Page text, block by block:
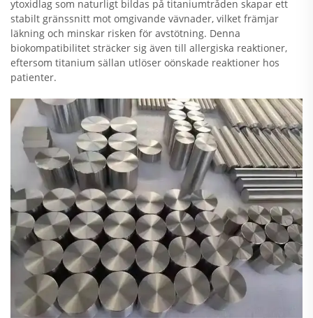
ytoxidlag som naturligt bildas på titaniumtråden skapar ett
stabilt gränssnitt mot omgivande vävnader, vilket främjar
läkning och minskar risken för avstötning. Denna
biokompatibilitet sträcker sig även till allergiska reaktioner,
eftersom titanium sällan utlöser oönskade reaktioner hos
patienter.